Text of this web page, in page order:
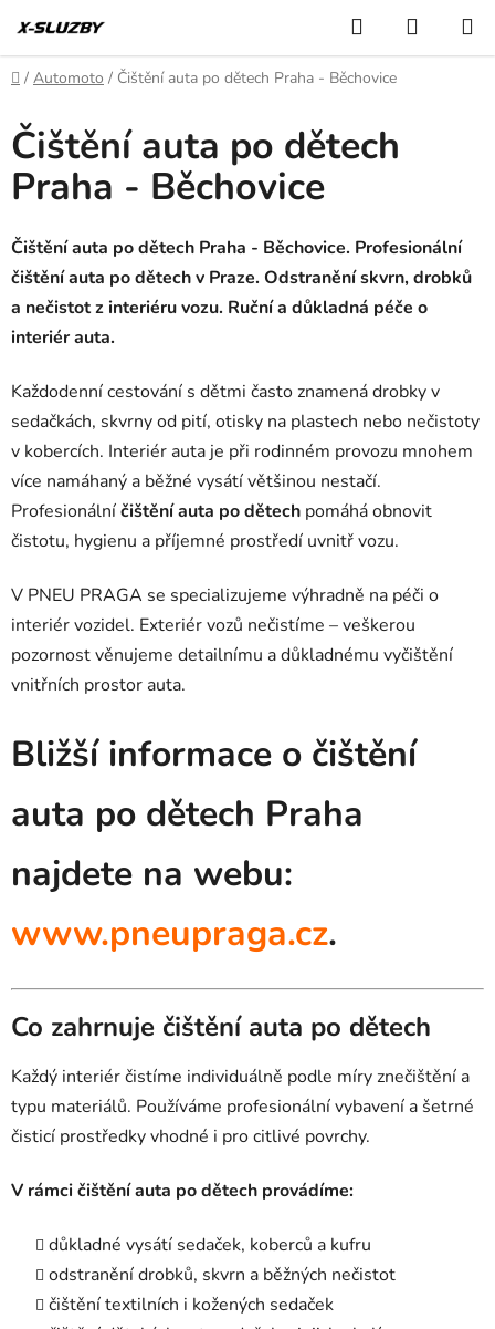
na
obsah
Hledat
KOŠÍK
Domů
/ Automoto / Čištění auta po dětech Praha - Běchovice
Čištění auta po dětech
Praha - Běchovice
Čištění auta po dětech Praha - Běchovice. Profesionální
čištění auta po dětech v Praze. Odstranění skvrn, drobků
a nečistot z interiéru vozu. Ruční a důkladná péče o
interiér auta.
Každodenní cestování s dětmi často znamená drobky v
sedačkách, skvrny od pití, otisky na plastech nebo nečistoty
v kobercích. Interiér auta je při rodinném provozu mnohem
více namáhaný a běžné vysátí většinou nestačí.
Profesionálníčištění auta po dětech pomáhá obnovit
čistotu, hygienu a příjemné prostředí uvnitř vozu.
V PNEU PRAGA se specializujeme výhradně na péči o
interiér vozidel. Exteriér vozů nečistíme – veškerou
pozornost věnujeme detailnímu a důkladnému vyčištění
vnitřních prostor auta.
Bližší informace o čištění
auta po dětech Praha
najdete na webu:
www.pneupraga.cz.
Co zahrnuje čištění auta po dětech
Každý interiér čistíme individuálně podle míry znečištění a
typu materiálů. Používáme profesionální vybavení a šetrné
čisticí prostředky vhodné i pro citlivé povrchy.
V rámci čištění auta po dětech provádíme:
důkladné vysátí sedaček, koberců a kufru
odstranění drobků, skvrn a běžných nečistot
čištění textilních i kožených sedaček